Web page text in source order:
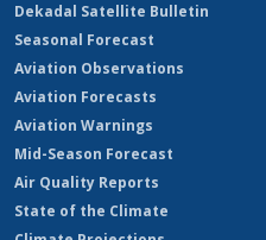
Dekadal Satellite Bulletin
Seasonal Forecast
Aviation Observations
Aviation Forecasts
Aviation Warnings
Mid-Season Forecast
Air Quality Reports
State of the Climate